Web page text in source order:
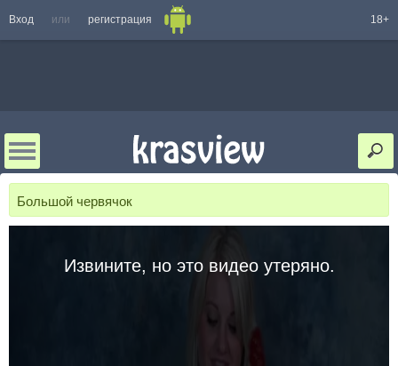
Вход или регистрация 18+
Большой червячок
Извините, но это видео утеряно.